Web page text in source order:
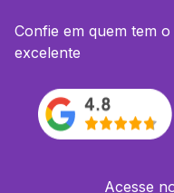
Confie em quem tem
excelente
Acesse